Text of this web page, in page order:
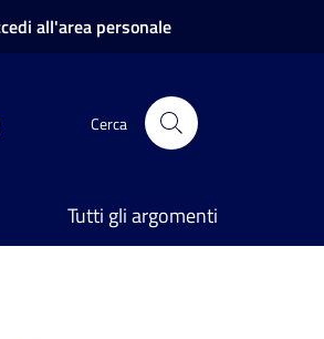
all'area personale
Cerca
Tutti gli argomenti